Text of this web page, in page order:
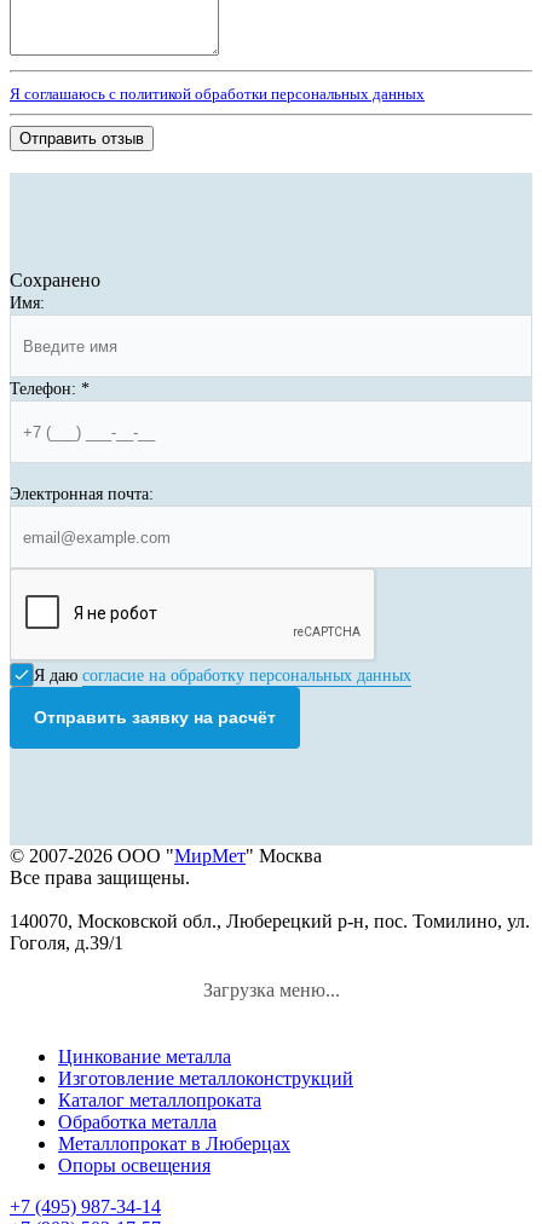
Я соглашаюсь с политикой обработки персональных данных
Отправить отзыв
Сохранено
Имя:
Телефон: *
Электронная почта:
Я даю согласие на обработку персональных данных
Отправить заявку на расчёт
© 2007-2026 ООО "МирМет" Москва
Все права защищены.
140070, Московской обл., Люберецкий р-н, пос. Томилино, ул.
Гоголя, д.39/1
Загрузка меню...
Цинкование металла
Изготовление металлоконструкций
Каталог металлопроката
Обработка металла
Металлопрокат в Люберцах
Опоры освещения
+7 (495) 987-34-14